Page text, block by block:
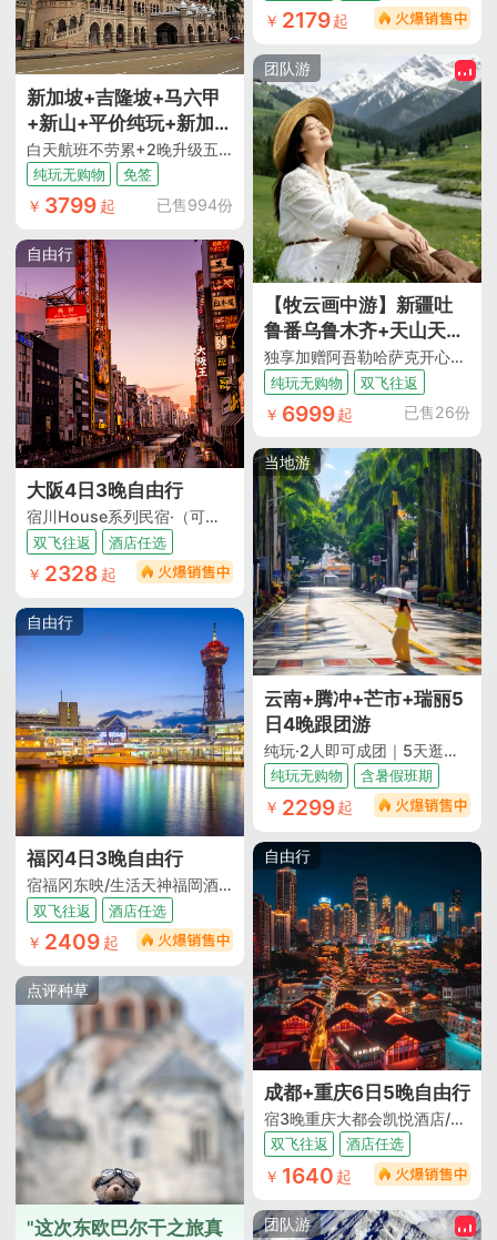
新加坡+吉隆坡+马六甲
+新山+平价纯玩+新加坡
市5日4晚跟团游
白天航班不劳累+2晚升级五钻酒店+网红旧禧街警察局+赞美广场+圣淘沙+马六甲古城+鬼仔巷+城市单轨列车+吉隆坡母亲河及河畔壁画+占美回 教堂+双子塔+太子城粉红清真寺+优质领队服务+双国免签
纯玩无购物 免签
￥ 3799 起 已售994份
自由行
大阪4日3晚自由行
宿川House系列民宿·（可洗可煮的市区大空间民宿丨推荐黑门店一旁边就是本地人超爱的大阪厨房）
双飞往返 酒店任选
￥ 2328 起
自由行
福冈4日3晚自由行
宿福冈东映/生活天神福岡酒店·（加购服务丨签证代办 wifi代订 接送机 大丸百货步行圈内）
双飞往返 酒店任选
￥ 2409 起
点评种草
"这次东欧巴尔干之旅真
￥ 2179起
团队游
【牧云画中游】新疆吐
鲁番乌鲁木齐+天山天池
+S21沙漠公路+五彩滩
+禾木风景区+喀纳斯景
区+独库公路+那拉提旅
帕尔汗薰衣草基地8日7
晚跟团游
独享加赠阿吾勒哈萨克开心牧场抱萌羊+仙草汤涮+烤肉+篝火晚会 升级1晚4钻酒店 满7人升级2+1车 1人成团 吐鲁番往返
纯玩无购物 双飞往返
￥ 6999起 已售26份
当地游
云南+腾冲+芒市+瑞丽5
日4晚跟团游
纯玩·2人即可成团｜5天逛遍3座城｜吃遍5大特色餐5大地道小吃｜5大核心地标景点全覆盖｜ 缅式洗头+马帮烤茶+田园咖啡｜逛市井夜市｜一日自由活动随心逛｜1晚4钻酒店+升级1晚温泉酒店+2晚和顺温泉民宿｜特色伴手礼｜纯玩0购物0车销｜全程透明无隐形店
纯玩无购物 含暑假班期
￥ 2299起
自由行
成都+重庆6日5晚自由行
宿3晚重庆大都会凯悦酒店/重庆W PLUS HOTEL可选+2晚成都桔子酒店(成都天府广场宽窄巷子店)/泰平丽锦酒店(九眼桥牛王庙地铁站店)可选（重庆进成都出+巴渝文化深度行）
双飞往返 酒店任选
￥ 1640 起
团队游